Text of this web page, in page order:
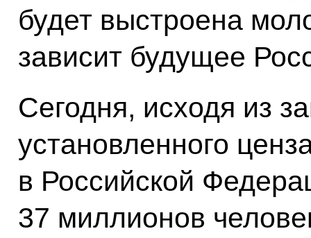
будет выстроена
зависит будущее
Сегодня, исходя из
установленного
в Российской
37 миллионов